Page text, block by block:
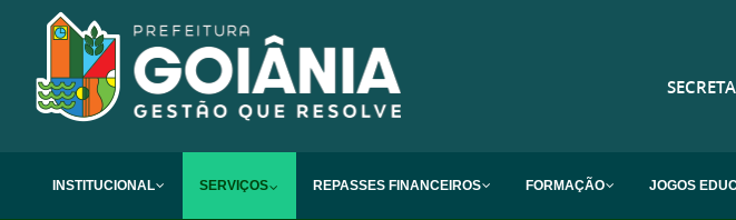
INSTITUCIONAL SERVIÇOS REPASSES FINANCEIROS FORMAÇÃO JOGOS